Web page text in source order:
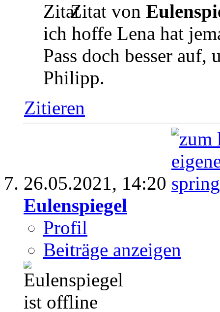
Zitat von
ich hoffe Lena hat
Pass doch besser auf,
Philipp.
Zitieren
26.05.2021, 14:20
Eulenspiegel
Profil
Beiträge anzeigen